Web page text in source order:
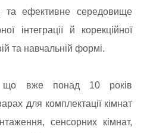
та ефективне середовище
інтеграції й корекційної
та навчальній формі.
що вже понад 10 років
для комплектації кімнат
сенсорних кімнат,